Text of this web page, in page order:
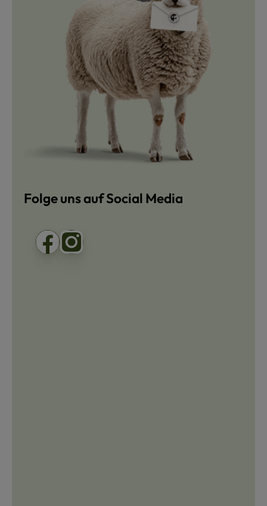
Folge uns auf Social Media